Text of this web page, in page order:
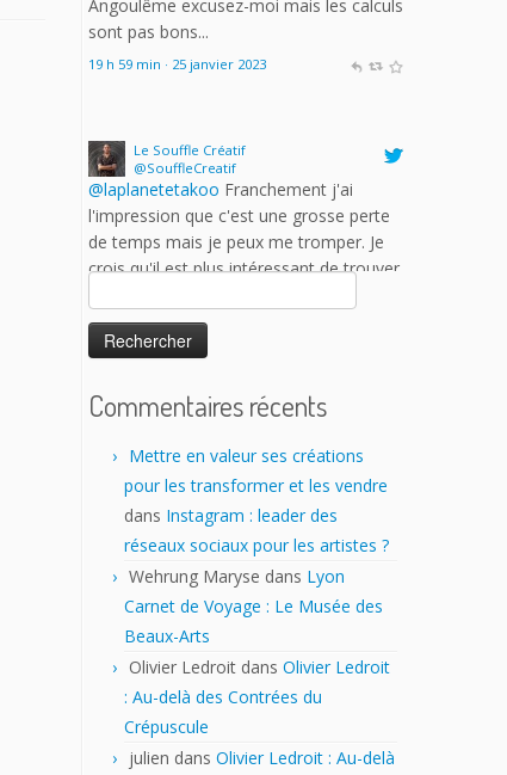
@SouffleCreatif
@laplanetetakoo
l'impression que c'est une grosse perte
des partenaires professionnels dans des
salons moins grand public ou plus
spécialisés. Est-ce que les auteurs y
trouvent vraiment leur compte?
17 h 43 min · 25 janvier 2023
Commentaires récents
Mettre en valeur ses créations
pour les transformer et les vendre
dans Instagram : leader des
réseaux sociaux pour les artistes ?
Wehrung Maryse dans Lyon
Carnet de Voyage : Le Musée des
Beaux-Arts
Olivier Ledroit dans Olivier Ledroit
: Au-delà des Contrées du
Crépuscule
julien dans Olivier Ledroit : Au-delà